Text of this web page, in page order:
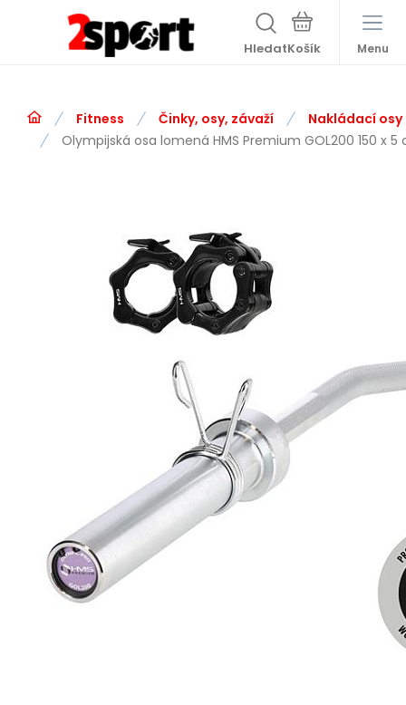
Hledat Menu
Fitness Činky, osy, závaží
Nakládací osy
Olympijská osa lomená HMS Premium GOL200 150 x 5